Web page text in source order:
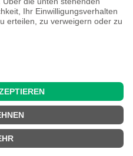
Reuschenbach
GmbH & Co. KG -